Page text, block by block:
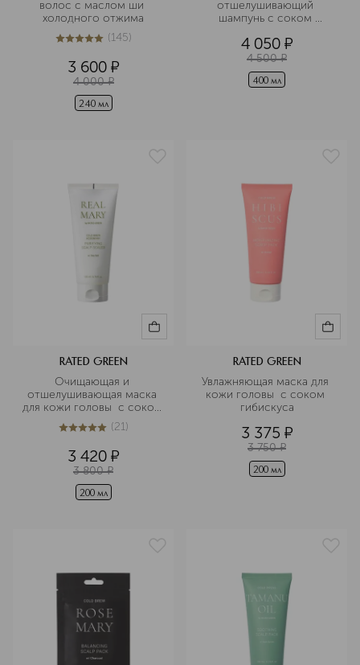
волос с маслом ши
холодного отжима
5из 5145 (145)
3 600 ¤
4 000 ¤
240 мл
отшелушивающий
шампунь с соком
4 050 ¤
4 500 ¤
400 мл
RATED GREEN
Очищающая и
отшелушивающая маска
для кожи головы  с соком
розмарина
5из 521 (21)
3 420 ¤
3 800 ¤
200 мл
RATED GREEN
Увлажняющая маска для
кожи головы  с соком
гибискуса
3 375 ¤
3 750 ¤
200 мл